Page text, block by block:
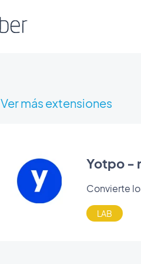
Ver más extensiones
Yotpo -
Convierte
LAB